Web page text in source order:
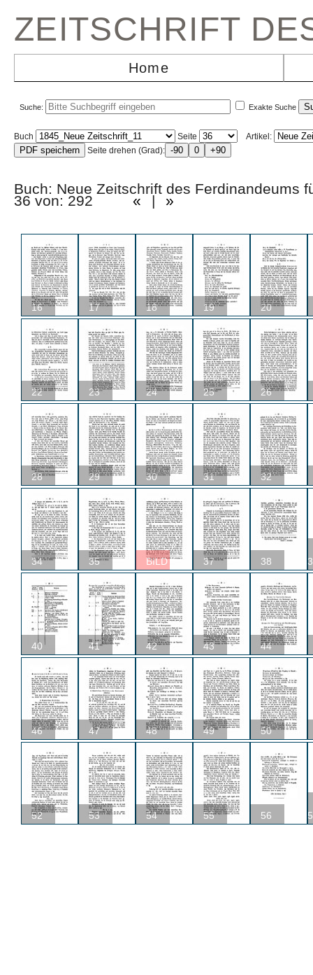
ZEITSCHRIFT
Home
Suche: Exakte Suche
Buch Seite
Artikel:
Seite drehen (Grad):
Buch: Neue Zeitschrift des
36 von: 292 « | »
16 17 18 19 20
22 23 24 25 26
28 29 30 31 32
34 35 BILD 37 38
40 41 42 43 44
46 47 48 49 50
52 53 54 55 56